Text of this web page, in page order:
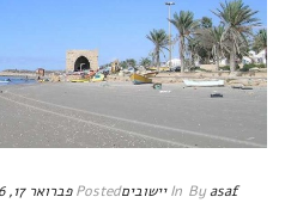
Byasaf
In יישוביםPosted פברואר 17, 2016